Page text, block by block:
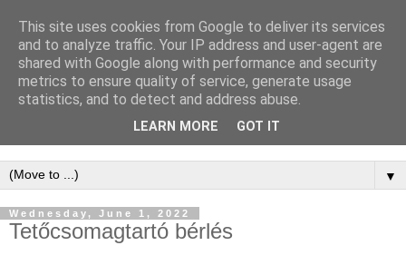
WordPress
Keresőoptimalizálás -
WordPress SEO
▼
Wednesday, June 1, 2022
Tetőcsomagtartó bérlés
This site uses cookies from Google to deliver its services
and to analyze traffic. Your IP address and user-agent are
shared with Google along with performance and security
metrics to ensure quality of service, generate usage
statistics, and to detect and address abuse.
LEARN MORE GOT IT